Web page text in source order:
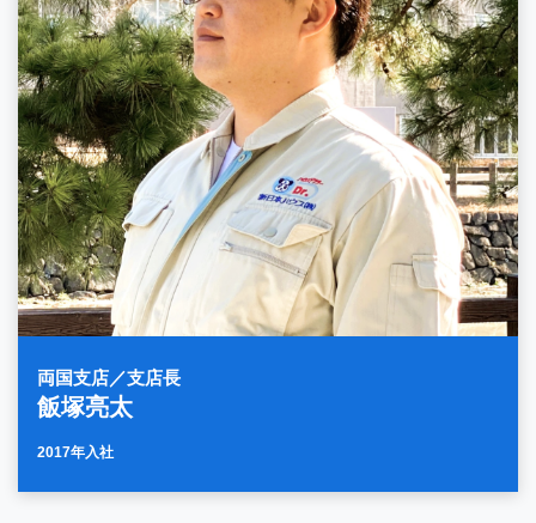
両国支店／支店長
飯塚亮太
2017年入社